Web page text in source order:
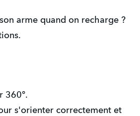
arme quand on recharge ?
360°.
s'orienter correctement et